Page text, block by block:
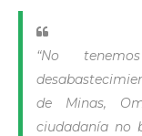
“No
de Minas,
ciudadanía no